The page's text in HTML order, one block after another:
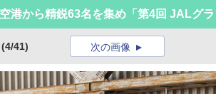
港から精鋭63名を集め「第4回 JALグ
(4/41) 次の画像